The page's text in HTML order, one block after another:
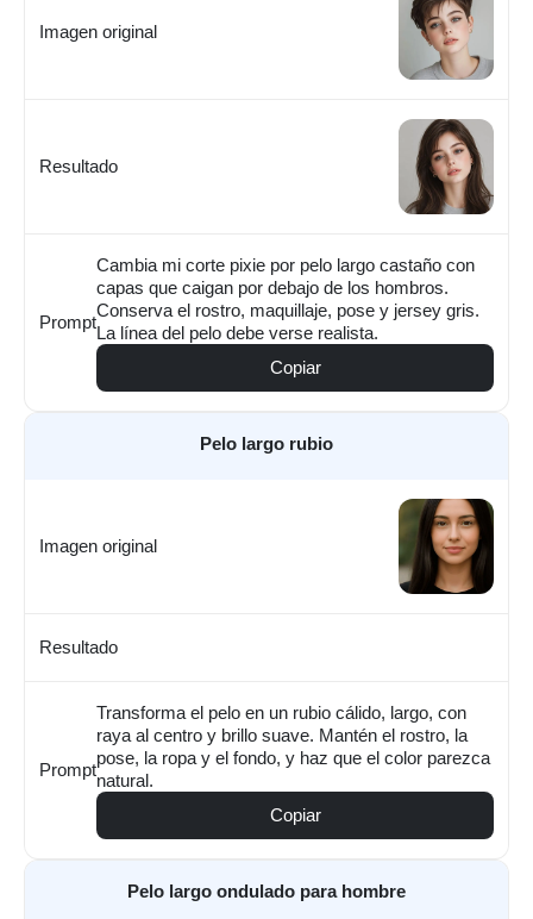
Imagen original
Resultado
Prompt
Cambia mi corte pixie por pelo largo castaño con
capas que caigan por debajo de los hombros.
Conserva el rostro, maquillaje, pose y jersey gris.
La línea del pelo debe verse realista.
Copiar
Pelo largo rubio
Imagen original
Transforma el pelo en un rubio cálido, largo, con
raya al centro y brillo suave. Mantén el rostro, la
pose, la ropa y el fondo, y haz que el color parezca
Copiar